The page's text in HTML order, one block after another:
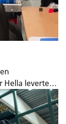
Hella leverte
I følge
hver sin